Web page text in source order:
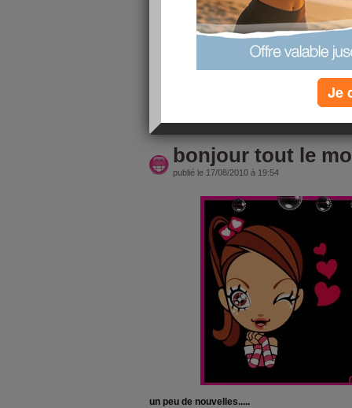
il rentre à l'hôpital mercredi, opéré jeudi...
je vous tiendrai au couant...Mes enfants
bonjour tout le
publié le 17/08/2010 à 19:54
un peu de nouvelles.....
Je